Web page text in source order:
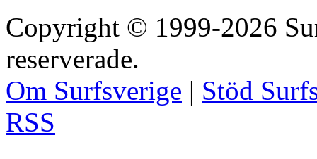
Copyright © 1999-2026
reserverade.
Om Surfsverige | Stöd
RSS